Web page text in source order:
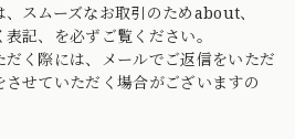
スムーズなお取引のためabout、
記、を必ずご覧ください。
だく際には、メールでご返信をいただ
せていただく場合がございますの